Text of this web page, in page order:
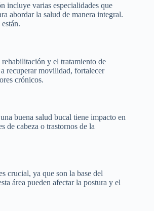
incluye varias especialidades que
abordar la salud de manera integral.
y el tratamiento de
recuperar movilidad, fortalecer
crónicos.
buena salud bucal tiene impacto en
de cabeza o trastornos de la
crucial, ya que son la base del
área pueden afectar la postura y el